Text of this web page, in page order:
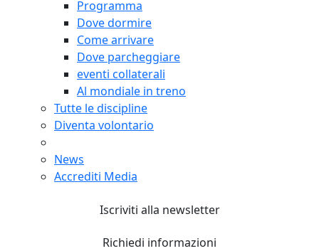
Programma
Dove dormire
Come arrivare
Dove parcheggiare
eventi collaterali
Al mondiale in treno
Tutte le discipline
Diventa volontario
News
Accrediti Media
Iscriviti alla newsletter
Richiedi informazioni